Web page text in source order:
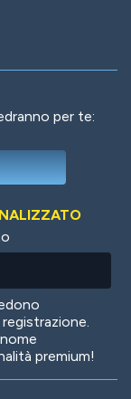
per te:
premium!